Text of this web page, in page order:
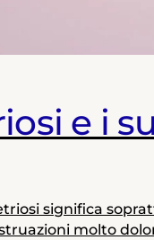
e i
significa
molto